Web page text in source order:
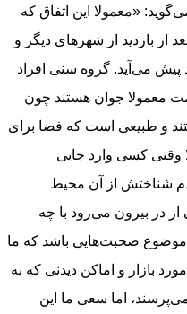
«معمولا این اتفاق که
از بازدید از شهرهای دیگر و
پیش می‌آید. گروه سنی افراد
معمولا جوان هستند چون
و طبیعی است که فضا برای
وقتی کسی وارد جایی
شناختش از آن محیط
از در بیرون می‌رود با چه
موضوع صحبت‌هایی باشد که ما
بازار و اماکن دیدنی که به
اما سعی ما این